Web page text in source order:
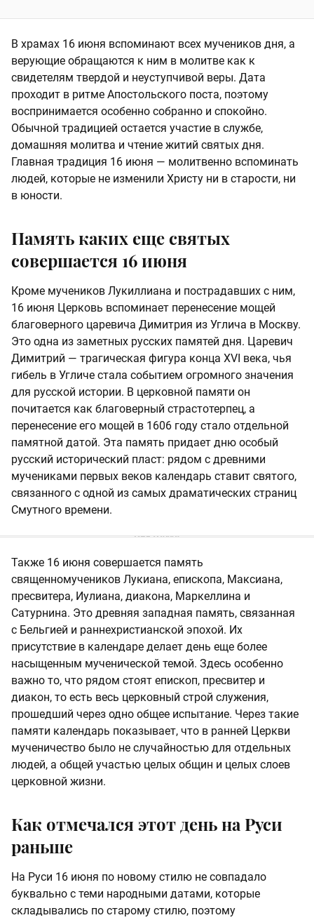
В храмах 16 июня вспоминают всех мучеников дня, а
верующие обращаются к ним в молитве как к
свидетелям твердой и неуступчивой веры. Дата
проходит в ритме Апостольского поста, поэтому
воспринимается особенно собранно и спокойно.
Обычной традицией остается участие в службе,
домашняя молитва и чтение житий святых дня.
Главная традиция 16 июня — молитвенно вспоминать
людей, которые не изменили Христу ни в старости, ни
в юности.
Память каких еще святых
совершается 16 июня
Кроме мучеников Лукиллиана и пострадавших с ним,
16 июня Церковь вспоминает перенесение мощей
благоверного царевича Димитрия из Углича в Москву.
Это одна из заметных русских памятей дня. Царевич
Димитрий — трагическая фигура конца XVI века, чья
гибель в Угличе стала событием огромного значения
для русской истории. В церковной памяти он
почитается как благоверный страстотерпец, а
перенесение его мощей в 1606 году стало отдельной
памятной датой. Эта память придает дню особый
русский исторический пласт: рядом с древними
мучениками первых веков календарь ставит святого,
связанного с одной из самых драматических страниц
Смутного времени.
Также 16 июня совершается память
священномучеников Лукиана, епископа, Максиана,
пресвитера, Иулиана, диакона, Маркеллина и
Сатурнина. Это древняя западная память, связанная
с Бельгией и раннехристианской эпохой. Их
присутствие в календаре делает день еще более
насыщенным мученической темой. Здесь особенно
важно то, что рядом стоят епископ, пресвитер и
диакон, то есть весь церковный строй служения,
прошедший через одно общее испытание. Через такие
памяти календарь показывает, что в ранней Церкви
мученичество было не случайностью для отдельных
людей, а общей участью целых общин и целых слоев
церковной жизни.
Как отмечался этот день на Руси
раньше
На Руси 16 июня по новому стилю не совпадало
буквально с теми народными датами, которые
складывались по старому стилю, поэтому